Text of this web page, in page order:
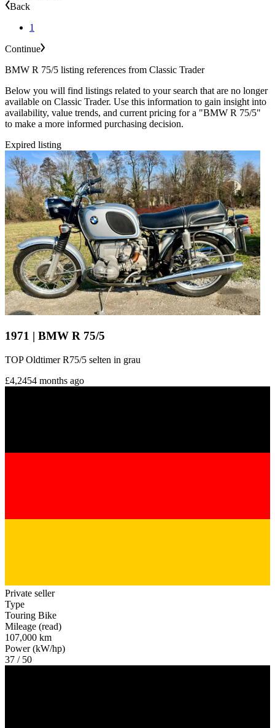
Back
1
Continue
BMW R 75/5 listing references from Classic Trader
Below you will find listings related to your search that are no longer
available on Classic Trader. Use this information to gain insight into
availability, value trends, and current pricing for a "BMW R 75/5"
to make a more informed purchasing decision.
Expired listing
1971 | BMW R 75/5
TOP Oldtimer R75/5 selten in grau
£4,2454 months ago
Private seller
Type
Touring Bike
Mileage (read)
107,000 km
Power (kW/hp)
37 / 50